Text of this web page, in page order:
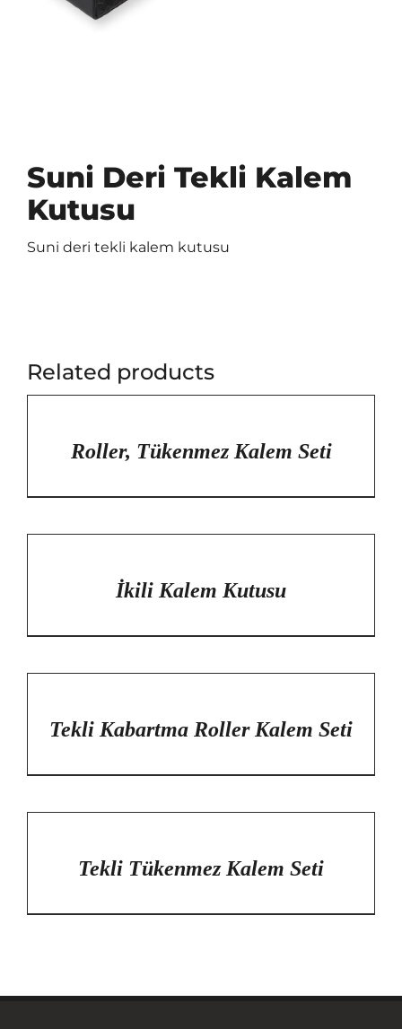
Suni Deri Tekli Kalem
Kutusu
Suni deri tekli kalem kutusu
Related products
Roller, Tükenmez Kalem Seti
İkili Kalem Kutusu
Tekli Kabartma Roller Kalem Seti
Tekli Tükenmez Kalem Seti